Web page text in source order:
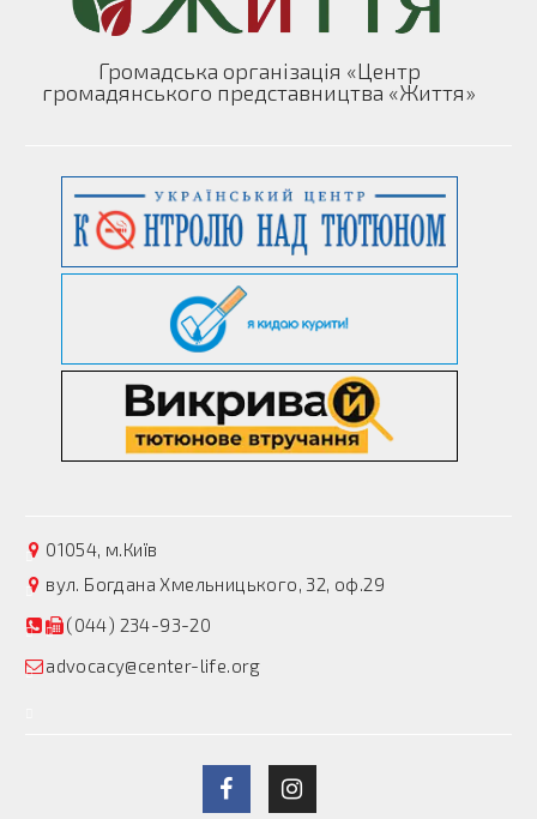
Громадська організація «Центр
громадянського представництва «Життя»
01054, м.Київ
вул. Богдана Хмельницького, 32, оф.29
(044) 234-93-20
advocacy@center-life.org